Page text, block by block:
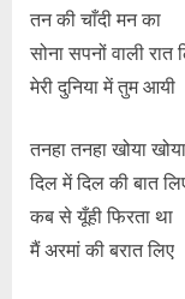
तन की चाँदी मन का
सोना सपनों वाली रात
मेरी दुनिया में तुम आयी
तनहा तनहा खोया खोया
दिल में दिल की बात
कब से यूँही फिरता था
मैं अरमां की बरात लिए